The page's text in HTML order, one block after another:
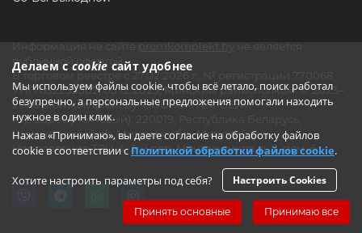
Делаем с cookie сайт удобнее
Мы используем файлы cookie, чтобы всё летало, поиск работал
безупречно, а персональные предложения помогали находить
нужное в один клик.
Нажав «Принимаю», вы даете согласие на обработку файлов
cookie в соответствии с Политикой обработки файлов cookie.
Хотите настроить параметры под себя? Настроить Cookies
Принять основные Принимаю все
Информация на сайте promkomplekt.by не является
публичной офертой.
В торговом реестре с 27.02.2026 г., № регистрации 770068,
УНП 692235502, 05.12.2023, Минским райисполком. © 2023–
2026 promkomplekt.by, ООО «СМТЕХ-БЕЛ».
Юр.адрес (Почтовый): 220019, Республика Беларусь,
Щомыслицкий с/с, Минская обл., Минский р-н,
Направление ТЭЦ-4, 3-й пер. Монтажников, д. 3, пом. 6